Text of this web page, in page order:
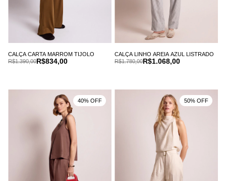
CALÇA CARTA MARROM TIJOLO
R$834,00
R$1.390,00
CALÇA LINHO AREIA AZUL LISTRADO
R$1.068,00
R$1.780,00
40% OFF 50% OFF